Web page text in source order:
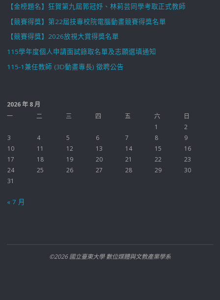
【金榜題名】狂賀第九屆郭冠妤、林莉芸同學考取正式教師
【競賽得獎】第22屆技專校院電腦動畫競賽得獎名單
【競賽得獎】2026放視大賞得獎名單
115學年度個人申請面試錄取名單及志願選填通知
115-1兼任教師 (3D動畫專長) 徵聘公告
2026 年 8 月
一
二 三 四 五 六
日
1
2
3
4 5 6 7 8
9
10
11 12 13 14 15
16
17
18 19 20 21 22
23
24
25 26 27 28 29
30
31
« 7 月
©2026 國立臺東大學 數位媒體與文教產業學系